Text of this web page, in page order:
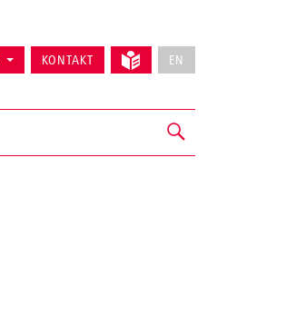
KONTAKT EN